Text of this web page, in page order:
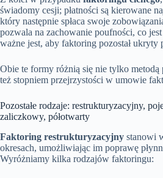
świadomy cesji; płatności są kierowane
który następnie spłaca swoje
pozwala na zachowanie poufności, co
ważne jest, aby faktoring pozostał ukryty
Obie te formy różnią się nie tylko metodą
też stopniem przejrzystości w umowie
Pozostałe rodzaje: restrukturyzacyjny,
zaliczkowy, półotwarty
Faktoring restrukturyzacyjny stanowi
okresach, umożliwiając im poprawę
Wyróżniamy kilka rodzajów faktoringu: